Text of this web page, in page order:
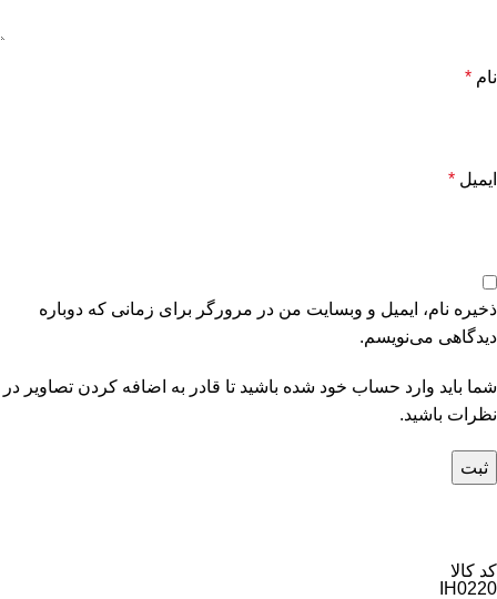
نام *
ایمیل *
ذخیره نام، ایمیل و وبسایت من در مرورگر برای زمانی که دوباره
دیدگاهی می‌نویسم.
شما باید وارد حساب خود شده باشید تا قادر به اضافه کردن تصاویر در
نظرات باشید.
کد کالا
IH0220